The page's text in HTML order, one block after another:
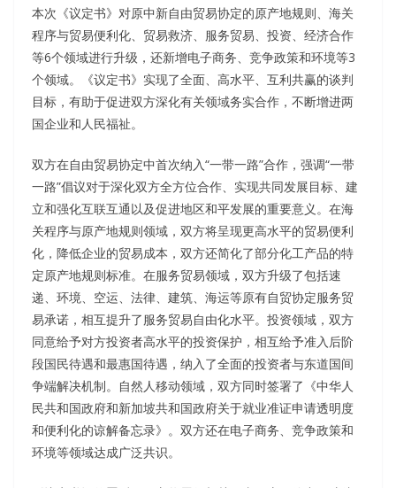
本次《议定书》对原中新自由贸易协定的原产地规则、海关
程序与贸易便利化、贸易救济、服务贸易、投资、经济合作
等6个领域进行升级，还新增电子商务、竞争政策和环境等3
个领域。《议定书》实现了全面、高水平、互利共赢的谈判
目标，有助于促进双方深化有关领域务实合作，不断增进两
国企业和人民福祉。
双方在自由贸易协定中首次纳入“一带一路”合作，强调“一带
一路”倡议对于深化双方全方位合作、实现共同发展目标、建
立和强化互联互通以及促进地区和平发展的重要意义。在海
关程序与原产地规则领域，双方将呈现更高水平的贸易便利
化，降低企业的贸易成本，双方还简化了部分化工产品的特
定原产地规则标准。在服务贸易领域，双方升级了包括速
递、环境、空运、法律、建筑、海运等原有自贸协定服务贸
易承诺，相互提升了服务贸易自由化水平。投资领域，双方
同意给予对方投资者高水平的投资保护，相互给予准入后阶
段国民待遇和最惠国待遇，纳入了全面的投资者与东道国间
争端解决机制。自然人移动领域，双方同时签署了《中华人
民共和国政府和新加坡共和国政府关于就业准证申请透明度
和便利化的谅解备忘录》。双方还在电子商务、竞争政策和
环境等领域达成广泛共识。